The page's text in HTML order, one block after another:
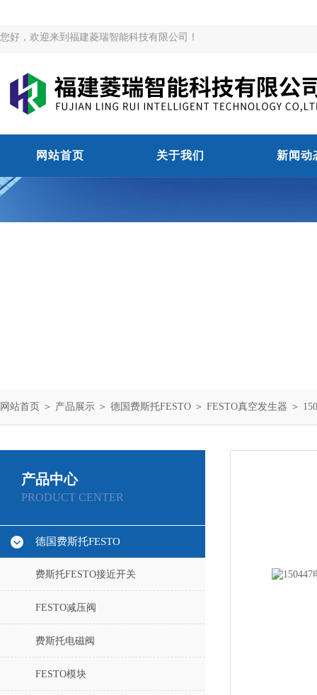
您好，欢迎来到福建菱瑞智能科技有限公司！
网站首页 关于我们 新闻动
网站首页 ＞ 产品展示 ＞ 德国费斯托FESTO ＞ FESTO真空发生器 ＞
产品中心
PRODUCT CENTER
德国费斯托FESTO
费斯托FESTO接近开关
FESTO减压阀
费斯托电磁阀
FESTO模块